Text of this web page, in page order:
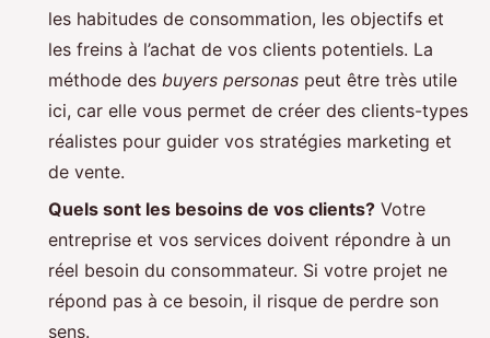
les habitudes de consommation, les objectifs et
les freins à l’achat de vos clients potentiels. La
méthode des buyers personas peut être très utile
ici, car elle vous permet de créer des clients-types
réalistes pour guider vos stratégies marketing et
de vente.
Quels sont les besoins de vos clients? Votre
entreprise et vos services doivent répondre à un
réel besoin du consommateur. Si votre projet ne
répond pas à ce besoin, il risque de perdre son
sens.